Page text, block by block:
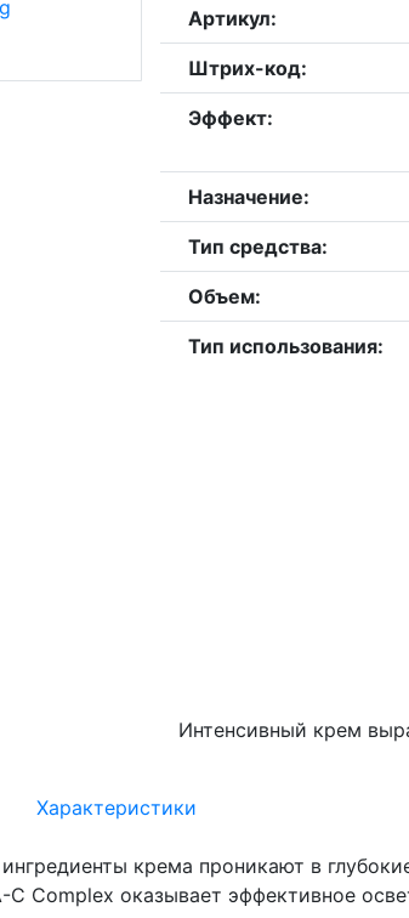
Артикул:
Штрих-код:
Эффект:
Назначение:
Тип средства:
Объем:
Тип использования:
Интенсивный крем
Характеристики
крема проникают в
C Complex оказывает эффективное